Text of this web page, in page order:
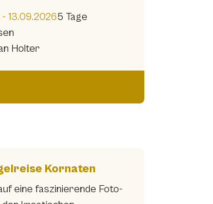
13.09.20265 Tage
Holter
Kornaten
eine faszinierende Foto-